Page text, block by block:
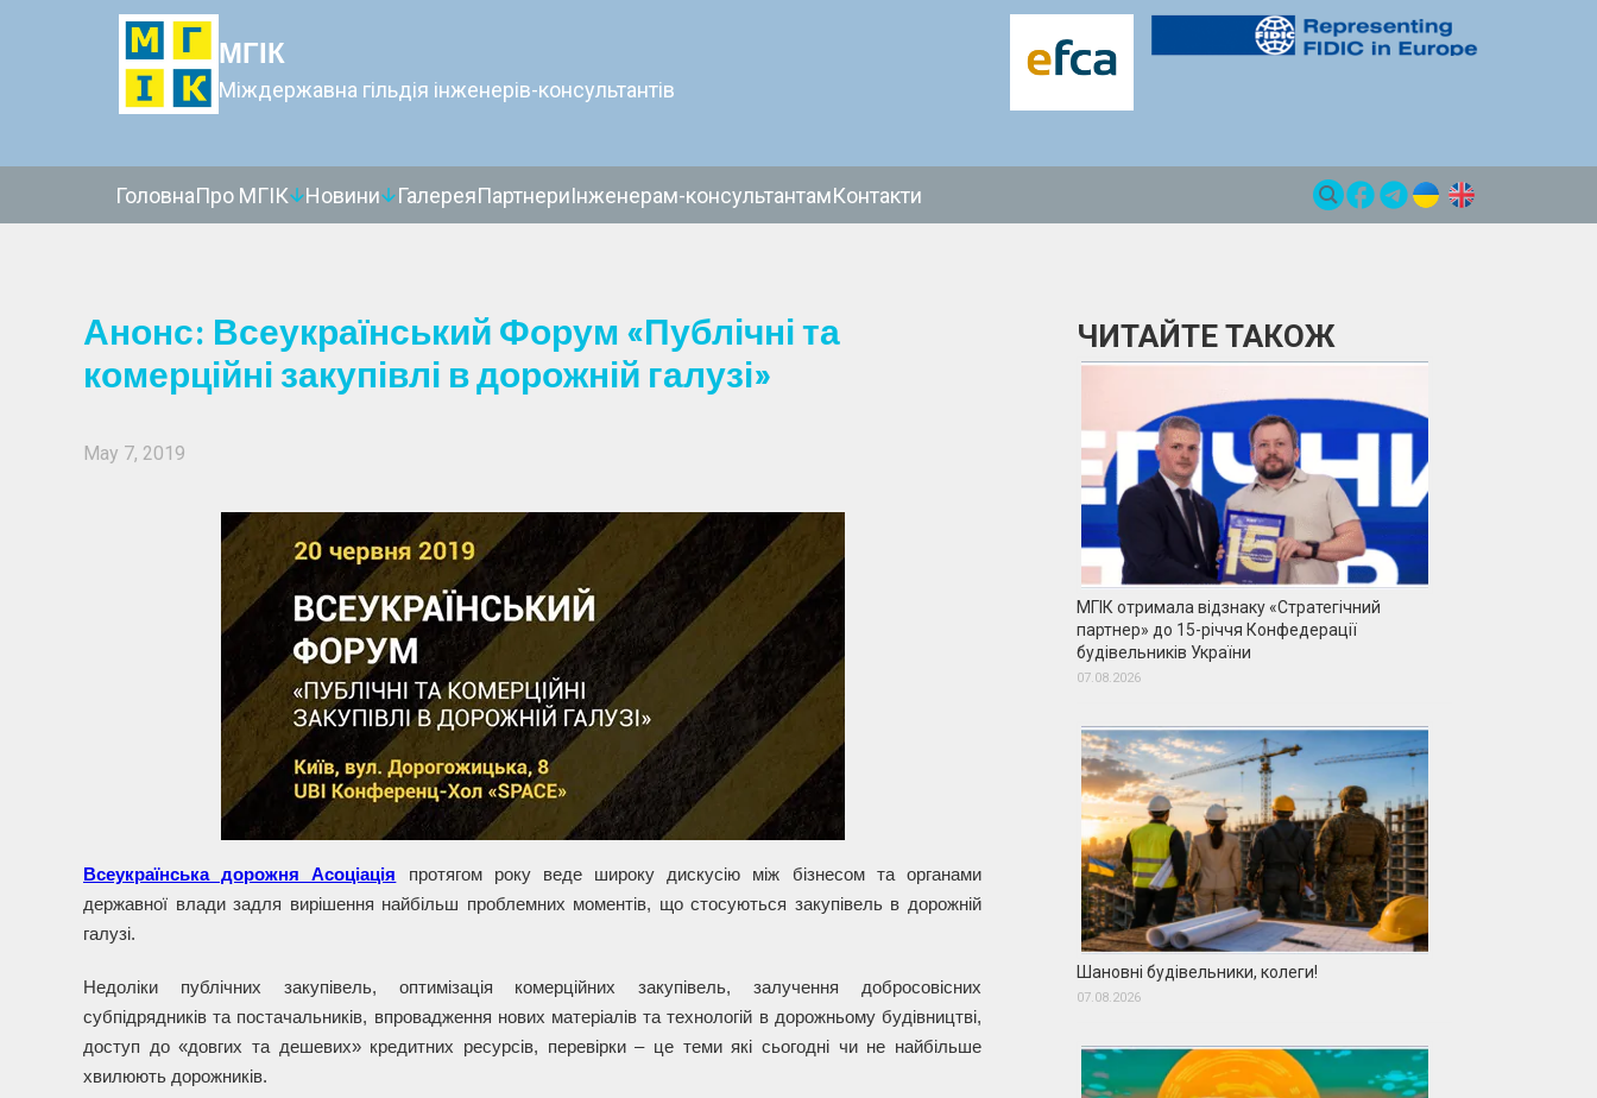
МГІК
Міждержавна гільдія інженерів-консультантів
ГоловнаПро МГІК Новини ГалереяПартнериІнженерам-консультантамКонтакти
Анонс: Всеукраїнський Форум «Публічні та
комерційні закупівлі в дорожній галузі»
May 7, 2019
Всеукраїнська дорожня Асоціація протягом року веде широку дискусію між бізнесом та органами
державної влади задля вирішення найбільш проблемних моментів, що стосуються закупівель в дорожній
галузі.
Недоліки публічних закупівель, оптимізація комерційних закупівель, залучення добросовісних
субпідрядників та постачальників, впровадження нових матеріалів та технологій в дорожньому будівництві,
доступ до «довгих та дешевих» кредитних ресурсів, перевірки – це теми які сьогодні чи не найбільше
хвилюють дорожників.
ЧИТАЙТЕ ТАКОЖ
МГІК отримала відзнаку «Стратегічний
партнер» до 15-річчя Конфедерації
будівельників України
07.08.2026
Шановні будівельники, колеги!
07.08.2026